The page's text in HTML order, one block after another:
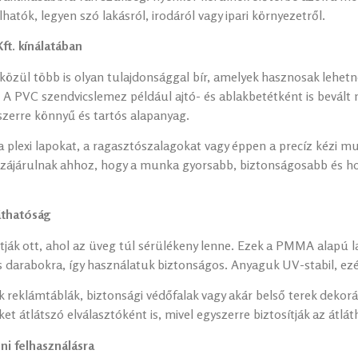
legyen szó lakásról, irodáról vagy ipari környezetről.
kínálatában
több is olyan tulajdonsággal bír, amelyek hasznosak
PVC szendvicslemez például ajtó- és ablakbetétként is
könnyű és tartós alapanyag.
lapokat, a ragasztószalagokat vagy éppen a precíz kézi
ahhoz, hogy a munka gyorsabb, biztonságosabb és
ott, ahol az üveg túl sérülékeny lenne. Ezek a PMMA alapú
darabokra, így használatuk biztonságos. Anyaguk UV-stabil,
biztonsági védőfalak vagy akár belső terek
átlátszó elválasztóként is, mivel egyszerre biztosítják az
felhasználásra